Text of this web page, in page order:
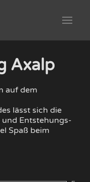
Axalp
auf dem
lässt sich die
und Entstehungs-
Spaß beim